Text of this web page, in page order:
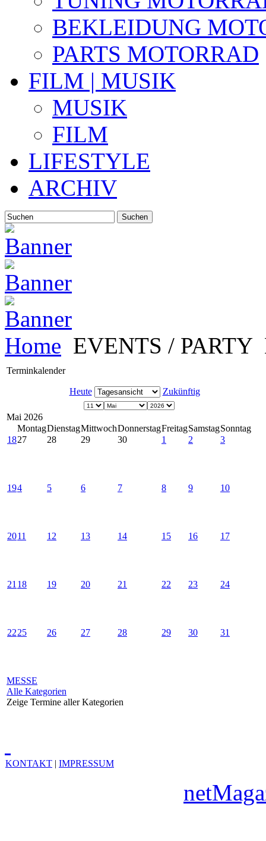
BEKLEIDUNG
PARTS MOTORRAD
FILM | MUSIK
MUSIK
FILM
LIFESTYLE
ARCHIV
Suchen
Home EVENTS / PARTY
Terminkalender
Heute Zukünftig
Mai 2026
MontagDienstagMittwochDonnerstagFreitagSamstagSonntag
1827 28 29 30 1 2 3
194 5 6 7 8 9 10
2011 12 13 14 15 16 17
21 18 19 20 21 22 23 24
2225 26 27 28 29 30 31
MESSE
Alle Kategorien
Zeige Termine aller Kategorien
KONTAKT | IMPRESSUM